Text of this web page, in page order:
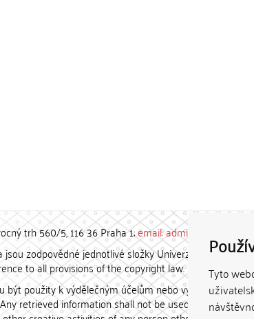
Tyto
trh 560/5, 116 36 Praha 1;email: admin-repozitar [at]
zodpovědné jednotlivé složky Univerzity Karlovy. /
to all provisions of the copyright law.
být použity k výdělečným účelům nebo vydávány za
retrieved information shall not be used for any